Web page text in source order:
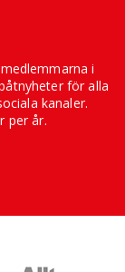
i
för alla
kanaler.
per år.